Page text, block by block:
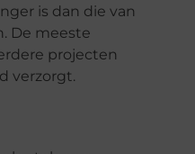
is dan die van
De meeste
projecten
verzorgt.